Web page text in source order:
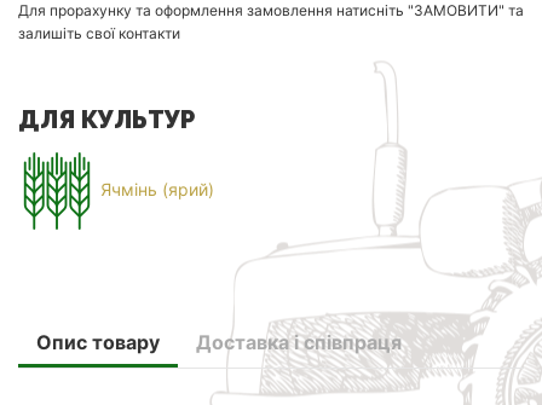
Для прорахунку та оформлення замовлення натисніть "ЗАМОВИТИ" та
залишіть свої контакти
ДЛЯ КУЛЬТУР
Ячмінь (ярий)
Опис товару Доставка і співпраця